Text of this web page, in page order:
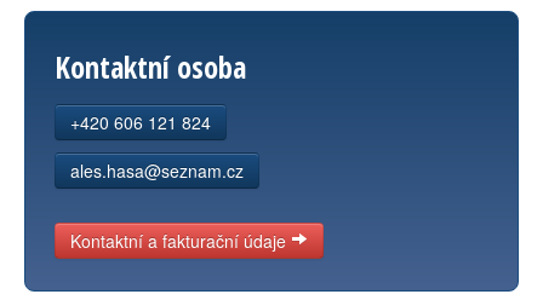
Kontaktní osoba
+420 606 121 824
ales.hasa@seznam.cz
Kontaktní a fakturační údaje